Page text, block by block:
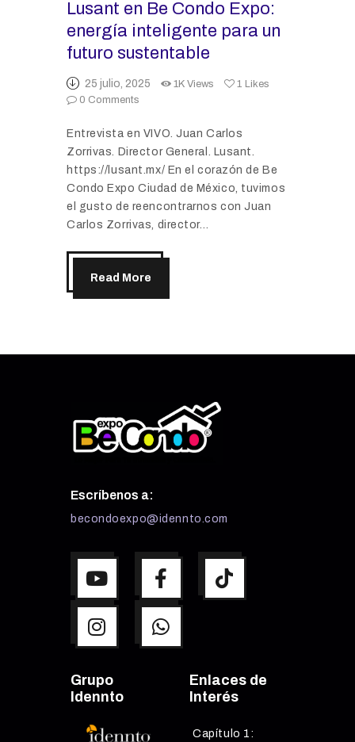
Lusant en Be Condo Expo:
energía inteligente para un
futuro sustentable
25 julio, 2025 1K Views 1 Likes
0 Comments
Entrevista en VIVO. Juan Carlos
Zorrivas. Director General. Lusant.
https://lusant.mx/ En el corazón de Be
Condo Expo Ciudad de México, tuvimos
el gusto de reencontrarnos con Juan
Carlos Zorrivas, director…
Read More
Escríbenos a:
becondoexpo@idennto.com
Grupo
Idennto
Enlaces de
Interés
Capítulo 1: